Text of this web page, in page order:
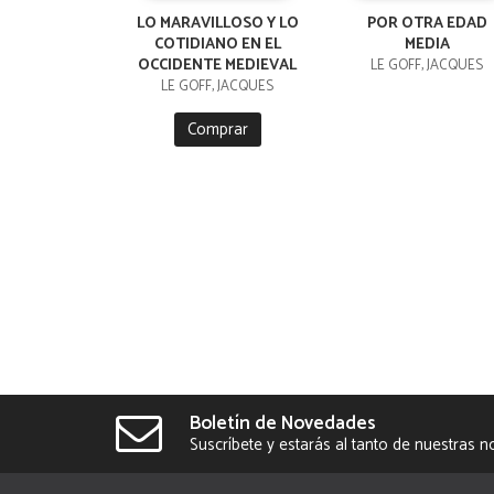
LO MARAVILLOSO Y LO
COTIDIANO EN EL
OCCIDENTE MEDIEVAL
LE GOFF, JACQUES
Comprar
POR OTRA EDAD
MEDIA
LE GOFF, JACQUES
Boletín de Novedades
Suscríbete y estarás al tanto de nuestras